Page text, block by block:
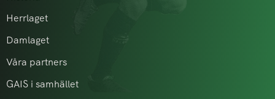
Herrlaget
Damlaget
Våra partners
GAIS i samhället